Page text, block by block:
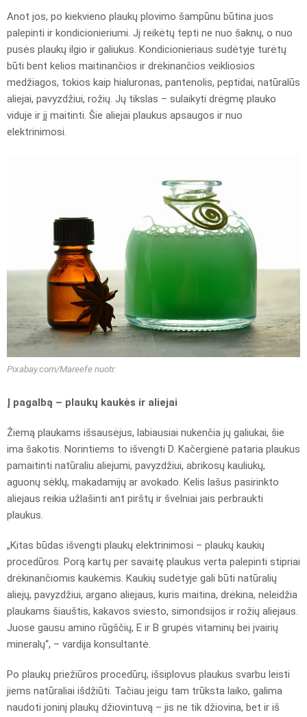
Anot jos, po kiekvieno plaukų plovimo šampūnu būtina juos
palepinti ir kondicionieriumi. Jį reikėtų tepti ne nuo šaknų, o nuo
pusės plaukų ilgio ir galiukus. Kondicionieriaus sudėtyje turėtų
būti bent kelios maitinančios ir drėkinančios veikliosios
medžiagos, tokios kaip hialuronas, pantenolis, peptidai, natūralūs
aliejai, pavyzdžiui, rožių. Jų tikslas – sulaikyti drėgmę plauko
viduje ir jį maitinti. Šie aliejai plaukus apsaugos ir nuo
elektrinimosi.
Pixabay.com/Mareefe nuotr.
Į pagalbą – plaukų kaukės ir aliejai
Žiemą plaukams išsausėjus, labiausiai nukenčia jų galiukai, šie
ima šakotis. Norintiems to išvengti D. Kačergienė pataria plaukus
pamaitinti natūraliu aliejumi, pavyzdžiui, abrikosų kauliukų,
aguonų sėklų, makadamijų ar avokado. Kelis lašus pasirinkto
aliejaus reikia užlašinti ant pirštų ir švelniai jais perbraukti
plaukus.
„Kitas būdas išvengti plaukų elektrinimosi – plaukų kaukių
procedūros. Porą kartų per savaitę plaukus verta palepinti stipriai
drėkinančiomis kaukėmis. Kaukių sudėtyje gali būti natūralių
aliejų, pavyzdžiui, argano aliejaus, kuris maitina, drėkina, neleidžia
plaukams šiauštis, kakavos sviesto, simondsijos ir rožių aliejaus.
Juose gausu amino rūgščių, E ir B grupės vitaminų bei įvairių
mineralų“, – vardija konsultantė.
Po plaukų priežiūros procedūrų, išsiplovus plaukus svarbu leisti
jiems natūraliai išdžiūti. Tačiau jeigu tam trūksta laiko, galima
naudoti joninį plaukų džiovintuvą – jis ne tik džiovina, bet ir iš